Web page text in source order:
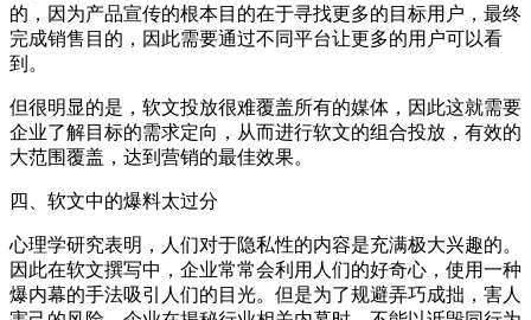
的，因为产品宣传的根本目的在于寻找更多的目标用户，最终
完成销售目的，因此需要通过不同平台让更多的用户可以看
到。
但很明显的是，软文投放很难覆盖所有的媒体，因此这就需要
企业了解目标的需求定向，从而进行软文的组合投放，有效的
大范围覆盖，达到营销的最佳效果。
四、软文中的爆料太过分
心理学研究表明，人们对于隐私性的内容是充满极大兴趣的。
因此在软文撰写中，企业常常会利用人们的好奇心，使用一种
爆内幕的手法吸引人们的目光。但是为了规避弄巧成拙，害人